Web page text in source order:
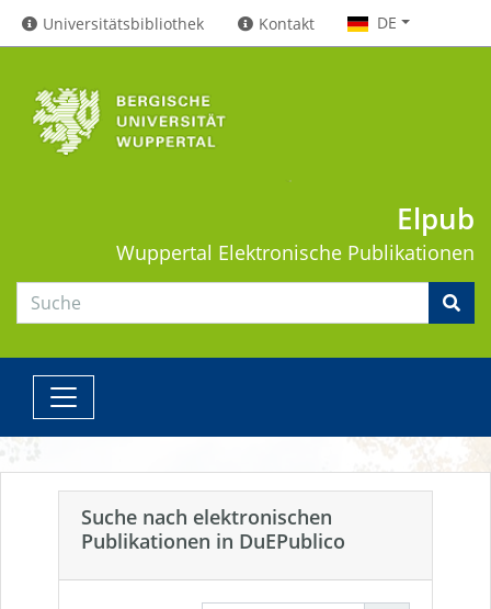
Universitätsbibliothek Kontakt DE
Elpub
Wuppertal Elektronische Publikationen
Suche nach elektronischen
Publikationen in DuEPublico